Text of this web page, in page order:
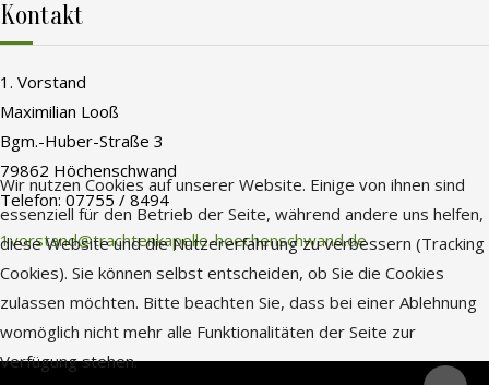
Kontakt
1. Vorstand
Maximilian Looß
Bgm.-Huber-Straße 3
79862 Höchenschwand
Telefon: 07755 / 8494
1vorstand@trachtenkapelle-hoechenschwand.de
Wir nutzen Cookies auf unserer Website. Einige von ihnen sind
essenziell für den Betrieb der Seite, während andere uns helfen,
diese Website und die Nutzererfahrung zu verbessern (Tracking
Cookies). Sie können selbst entscheiden, ob Sie die Cookies
zulassen möchten. Bitte beachten Sie, dass bei einer Ablehnung
womöglich nicht mehr alle Funktionalitäten der Seite zur
Verfügung stehen.